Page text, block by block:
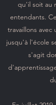
qu'il soit au
entendants.
travaillons avec
jusqu'à l'école
s'agit